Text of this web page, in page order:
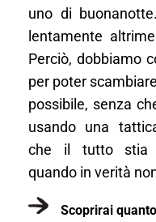
uno di
lentamente
Perciò, dobbiamo
per poter
possibile, senza
usando una
che il tutto stia
quando in verità
Scoprirai